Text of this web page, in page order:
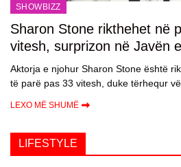
SHOWBIZZ
Sharon Stone rikthehet në
vitesh, surprizon në Javën
Aktorja e njohur Sharon Stone është
të parë pas 33 vitesh, duke tërhequr
LEXO MË SHUMË
LIFESTYLE